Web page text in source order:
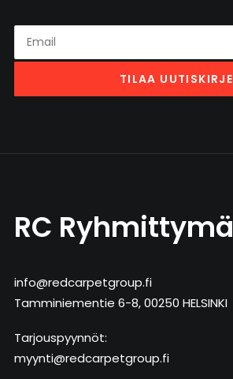
RC Ryhmittymä
info@redcarpetgroup.fi
Tamminiementie 6-8, 00250 HELSINKI
Tarjouspyynnöt:
myynti@redcarpetgroup.fi